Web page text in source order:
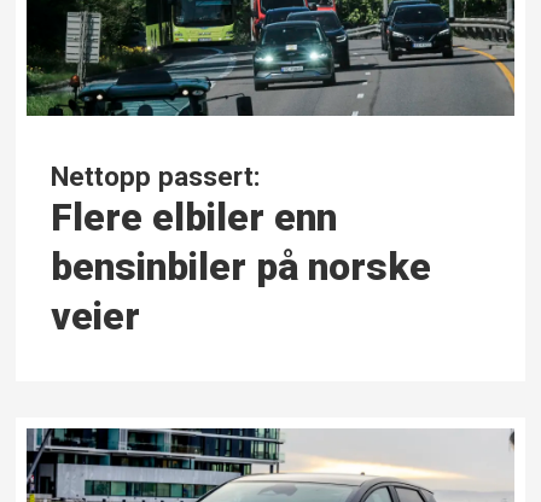
Nettopp passert:
Flere elbiler enn
bensinbiler på norske
veier